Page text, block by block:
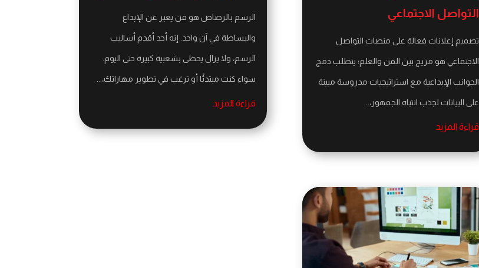
التواصل الاجتماعي
تصميم إعلانات فعالة على منصات التواصل
الاجتماعي هو مزيج بين الفن والعلم؛ يتطلب دمج
الجوانب الإبداعية مع استراتيجيات مدروسة مبينة
على البيانات لجذب انتباه الجمهور،...
قراءة المزيد
الرسم بالرصاص هو فن يعبر عن الإبداع
والبساطة في آن واحد. إنه أحد أقدم أساليب
الرسم، ولا يزال يحظى بشعبية كبيرة حتى اليوم.
سواء كنت مبتدئًا أو ترغب في تطوير مهاراتك،...
قراءة المزيد